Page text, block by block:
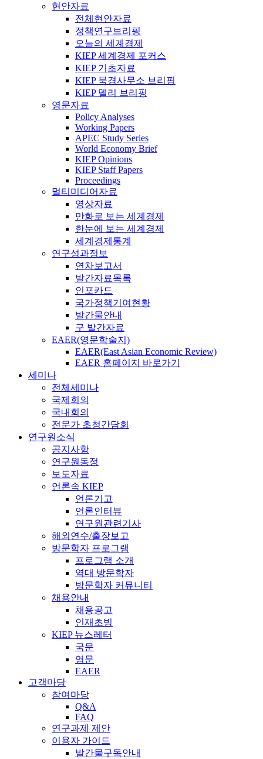
현안자료
전체현안자료
정책연구브리핑
오늘의 세계경제
KIEP 세계경제 포커스
KIEP 기초자료
KIEP 북경사무소 브리핑
KIEP 델리 브리핑
영문자료
Policy Analyses
Working Papers
APEC Study Series
World Economy Brief
KIEP Opinions
KIEP Staff Papers
Proceedings
멀티미디어자료
영상자료
만화로 보는 세계경제
한눈에 보는 세계경제
세계경제통계
연구성과정보
연차보고서
발간자료목록
인포카드
국가정책기여현황
발간물안내
구 발간자료
EAER(영문학술지)
EAER(East Asian Economic Review)
EAER 홈페이지 바로가기
세미나
전체세미나
국제회의
국내회의
전문가 초청간담회
연구원소식
공지사항
연구원동정
보도자료
언론속 KIEP
언론기고
언론인터뷰
연구원관련기사
해외연수/출장보고
방문학자 프로그램
프로그램 소개
역대 방문학자
방문학자 커뮤니티
채용안내
채용공고
인재초빙
KIEP 뉴스레터
국문
영문
EAER
고객마당
참여마당
Q&A
FAQ
연구과제 제안
이용자 가이드
발간물구독안내